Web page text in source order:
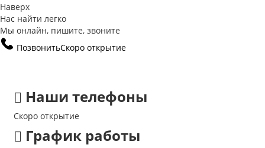
Наверх
Нас найти легко
Мы онлайн, пишите, звоните
ПозвонитьСкоро открытие
Наши телефоны
Скоро открытие
График работы